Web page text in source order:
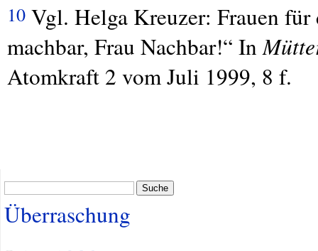
10 Vgl. Helga Kreuzer: Frauen
machbar, Frau Nachbar!“ In
Atomkraft 2 vom Juli 1999, 8 f.
Suche
Überraschung